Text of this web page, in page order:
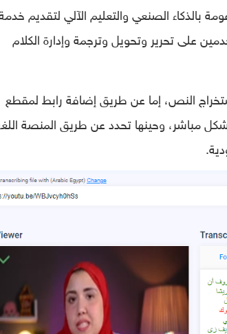
منصة مدعومة بالذكاء الصنعي والتعليم الآلي لتقديم
على تحرير وتحويل وترجمة وإدارة الكلام
النص، إما عن طريق إضافة رابط لمقطع
مباشر، وحينها تحدد عن طريق المنصة